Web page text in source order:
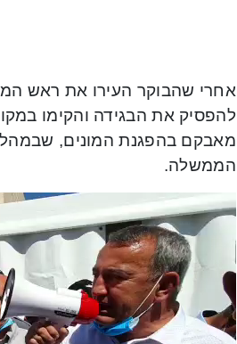
אחרי שהבוקר העירו את ראש
להפסיק את הבגידה והקימו
מאבקם בהפגנת המונים,
הממשלה.
Video
Player